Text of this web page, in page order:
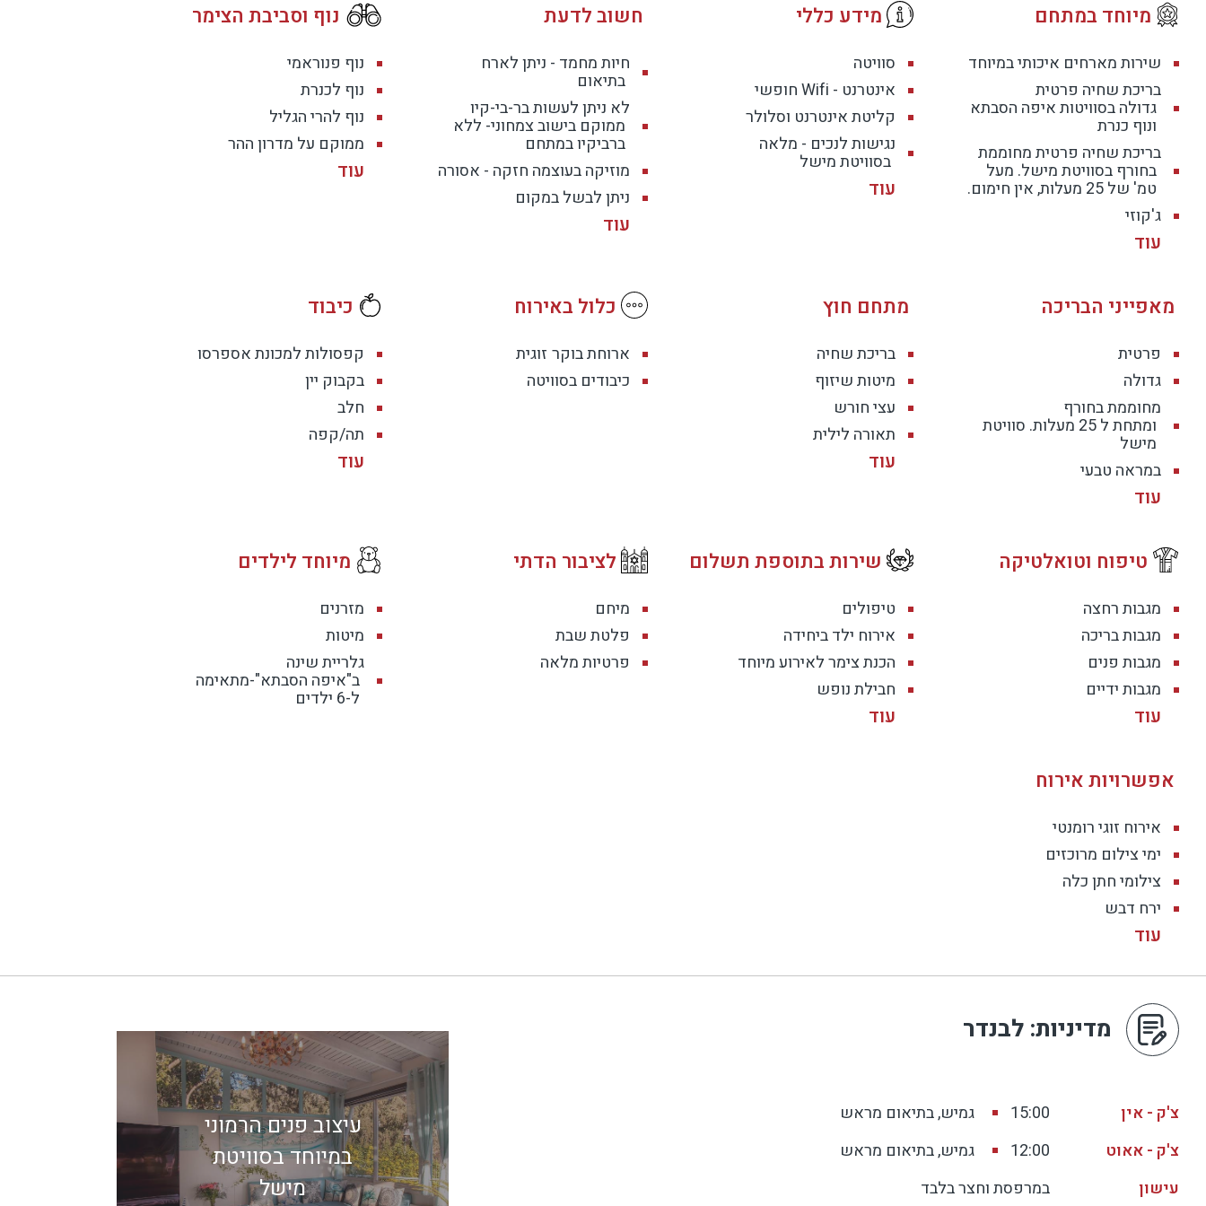
מיוחד במתחם
שירות מארחים איכותי במיוחד
בריכת שחיה פרטית
גדולה בסוויטות איפה הסבתא
ונוף כנרת
בריכת שחיה פרטית מחוממת
בחורף בסוויטת מישל. מעל
טמ' של 25 מעלות, אין חימום.
ג'קוזי
מידע כללי
סוויטה
אינטרנט - Wifi חופשי
קליטת אינטרנט וסלולר
נגישות לנכים - מלאה
בסוויטת מישל
חשוב לדעת
חיות מחמד - ניתן לארח
בתיאום
לא ניתן לעשות בר-בי-קיו
ממוקם בישוב צמחוני- ללא
ברביקיו במתחם
מוזיקה בעוצמה חזקה - אסורה
ניתן לבשל במקום
נוף וסביבת הצימר
נוף פנוראמי
נוף לכנרת
נוף להרי הגליל
ממוקם על מדרון ההר
מאפייני הבריכה
פרטית
גדולה
מחוממת בחורף
ומתחת ל 25 מעלות. סוויטת
מישל
במראה טבעי
מתחם חוץ
בריכת שחיה
מיטות שיזוף
עצי חורש
תאורה לילית
כלול באירוח
ארוחת בוקר זוגית
כיבודים בסוויטה
כיבוד
קפסולות למכונת אספרסו
בקבוק יין
חלב
תה/קפה
טיפוח וטואלטיקה
מגבות רחצה
מגבות בריכה
מגבות פנים
מגבות ידיים
שירות בתוספת תשלום
טיפולים
אירוח ילד ביחידה
הכנת צימר לאירוע מיוחד
חבילת נופש
לציבור הדתי
מיחם
פלטת שבת
פרטיות מלאה
מיוחד לילדים
מזרנים
מיטות
גלריית שינה
ב"איפה הסבתא"-מתאימה
ל-6 ילדים
אפשרויות אירוח
אירוח זוגי רומנטי
ימי צילום מרוכזים
צילומי חתן כלה
ירח דבש
מדיניות: לבנדר
צ'ק - אין 15:00
גמיש, בתיאום מראש
צ'ק - אאוט
12:00
גמיש, בתיאום מראש
עישון
במרפסת וחצר בלבד
עיצוב פנים הרמוני
במיוחד בסוויטת
מישל